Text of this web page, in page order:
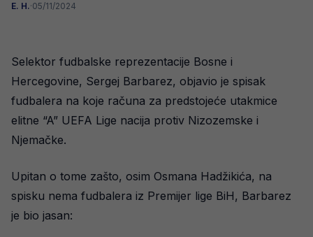
E. H.·05/11/2024
Selektor fudbalske reprezentacije Bosne i
Hercegovine, Sergej Barbarez, objavio je spisak
fudbalera na koje računa za predstojeće utakmice
elitne “A” UEFA Lige nacija protiv Nizozemske i
Njemačke.
Upitan o tome zašto, osim Osmana Hadžikića, na
spisku nema fudbalera iz Premijer lige BiH, Barbarez
je bio jasan: